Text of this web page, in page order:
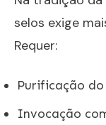
selos exige
Requer:
Purificação
Invocação